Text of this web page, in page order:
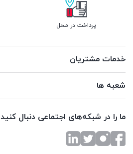
پرداخت در محل
خدمات مشتریان
شعبه ها
ما را در شبکه‌های اجتماعی دنبال کنید